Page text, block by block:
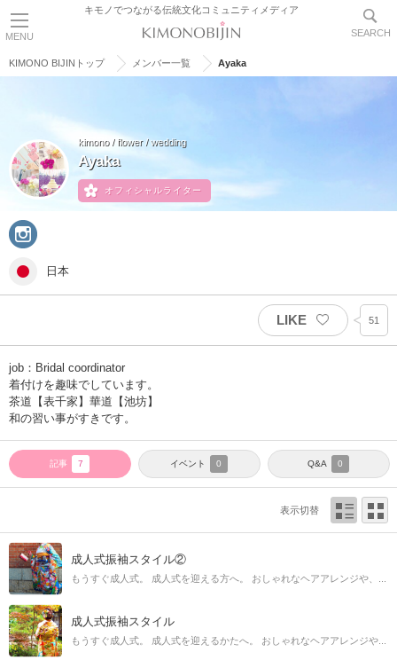
KIMONO BIJINトップ メンバー一覧 Ayaka
kimono / flower / wedding
Ayaka
オフィシャルライター
日本
LIKE 51
job：Bridal coordinator
着付けを趣味でしています。
茶道【表千家】華道【池坊】
和の習い事がすきです。
記事 7 イベント 0 Q&A 0
表示切替
成人式振袖スタイル②
もうすぐ成人式。 成人式を迎える方へ。 おしゃれなヘアアレンジや、...
成人式振袖スタイル
もうすぐ成人式。 成人式を迎えるかたへ。 おしゃれなヘアアレンジや...
MENU
キモノでつながる伝統文化コミュニティメディア
SEARCH